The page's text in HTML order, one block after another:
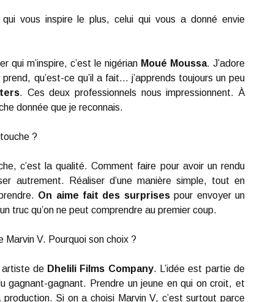
vous inspire le plus, celui qui vous a donné envie
qui m’inspire, c’est le nigérian Moué Moussa. J’adore
qu’est-ce qu’il a fait... j’apprends toujours un peu
. Ces deux professionnels nous impressionnent. À
donnée que je reconnais.
?
c’est la qualité. Comment faire pour avoir un rendu
autrement. Réaliser d’une manière simple, tout en
On aime fait des surprisespour envoyer un
truc qu’on ne peut comprendre au premier coup.
Marvin V. Pourquoi son choix ?
artiste de Dhelili Films Company. L’idée est partie de
gagnant-gagnant. Prendre un jeune en qui on croit, et
Si on a choisi Marvin V, c’est surtout parce